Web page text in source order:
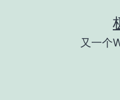
又一个